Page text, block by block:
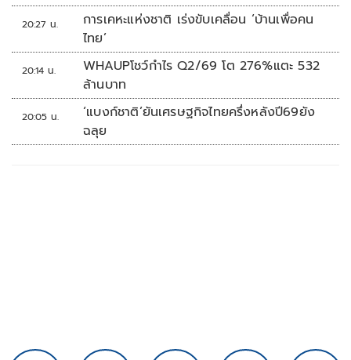
20:27 น.
การเคหะแห่งชาติ เร่งขับเคลื่อน ‘บ้านเพื่อคน
ไทย’
20:14 น.
WHAUPโชว์กำไร Q2/69 โต 276%แตะ 532
ล้านบาท
20:05 น.
‘แบงก์ชาติ’ยันเศรษฐกิจไทยครึ่งหลังปี69ยัง
ฉลุย